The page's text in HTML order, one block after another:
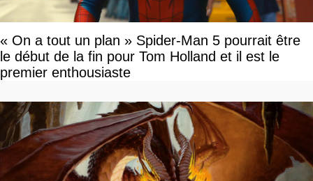
« On a tout un plan » Spider-Man 5 pourrait être
le début de la fin pour Tom Holland et il est le
premier enthousiaste